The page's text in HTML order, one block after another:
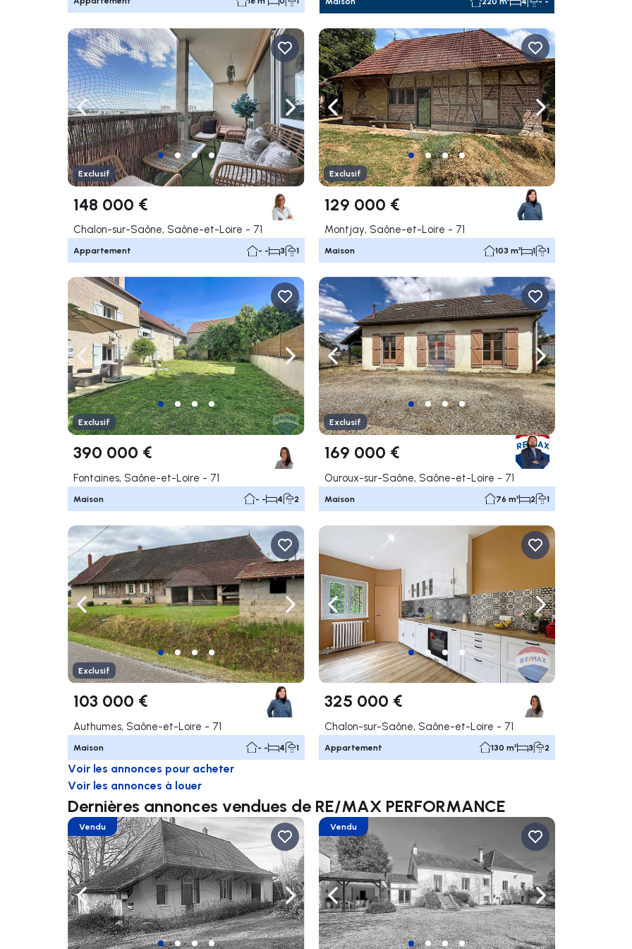
Naviguer vers la gauche Naviguer vers la droite
Exclusif
148 000 €
Chalon-sur-Saône, Saône-et-Loire - 71
Appartement - - 3 1
Naviguer vers la gauche Naviguer vers la
Exclusif
129 000 €
Montjay, Saône-et-Loire - 71
Maison 103 m² 1 1
Naviguer vers la gauche Naviguer vers la droite
Exclusif
390 000 €
Fontaines, Saône-et-Loire - 71
Maison - - 4 2
Naviguer vers la gauche Naviguer vers la
Exclusif
169 000 €
Ouroux-sur-Saône, Saône-et-Loire - 71
Maison 76 m² 2 1
Naviguer vers la gauche Naviguer vers la droite
Exclusif
103 000 €
Authumes, Saône-et-Loire - 71
Maison - - 4 1
Naviguer vers la gauche Naviguer vers la
325 000 €
Chalon-sur-Saône, Saône-et-Loire - 71
Appartement 130 m² 3 2
Voir les annonces pour acheter
Voir les annonces à louer
Dernières annonces vendues de RE/MAX PERFORMANCE
Naviguer vers la gauche Naviguer vers la droite
Vendu
Naviguer vers la gauche Naviguer vers la
Vendu